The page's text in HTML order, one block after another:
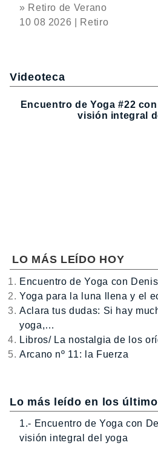
» Retiro de Verano
10 08 2026 | Retiro
Videoteca
Encuentro de Yoga #22
visión integral
LO MÁS LEÍDO HOY
Encuentro de Yoga con
Yoga para la luna llena y el
Aclara tus dudas: Si hay
yoga,…
Libros/ La nostalgia de los
Arcano nº 11: la Fuerza
Lo más leído en los
1.- Encuentro de Yoga con
visión integral del yoga